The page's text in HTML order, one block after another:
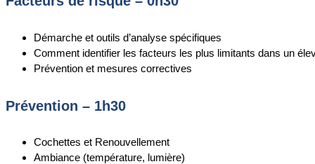
Démarche et outils d’analyse spécifiques
Comment identifier les facteurs les plus limitants dans un
Prévention et mesures correctives
Prévention – 1h30
Cochettes et Renouvellement
Ambiance (température, lumière)